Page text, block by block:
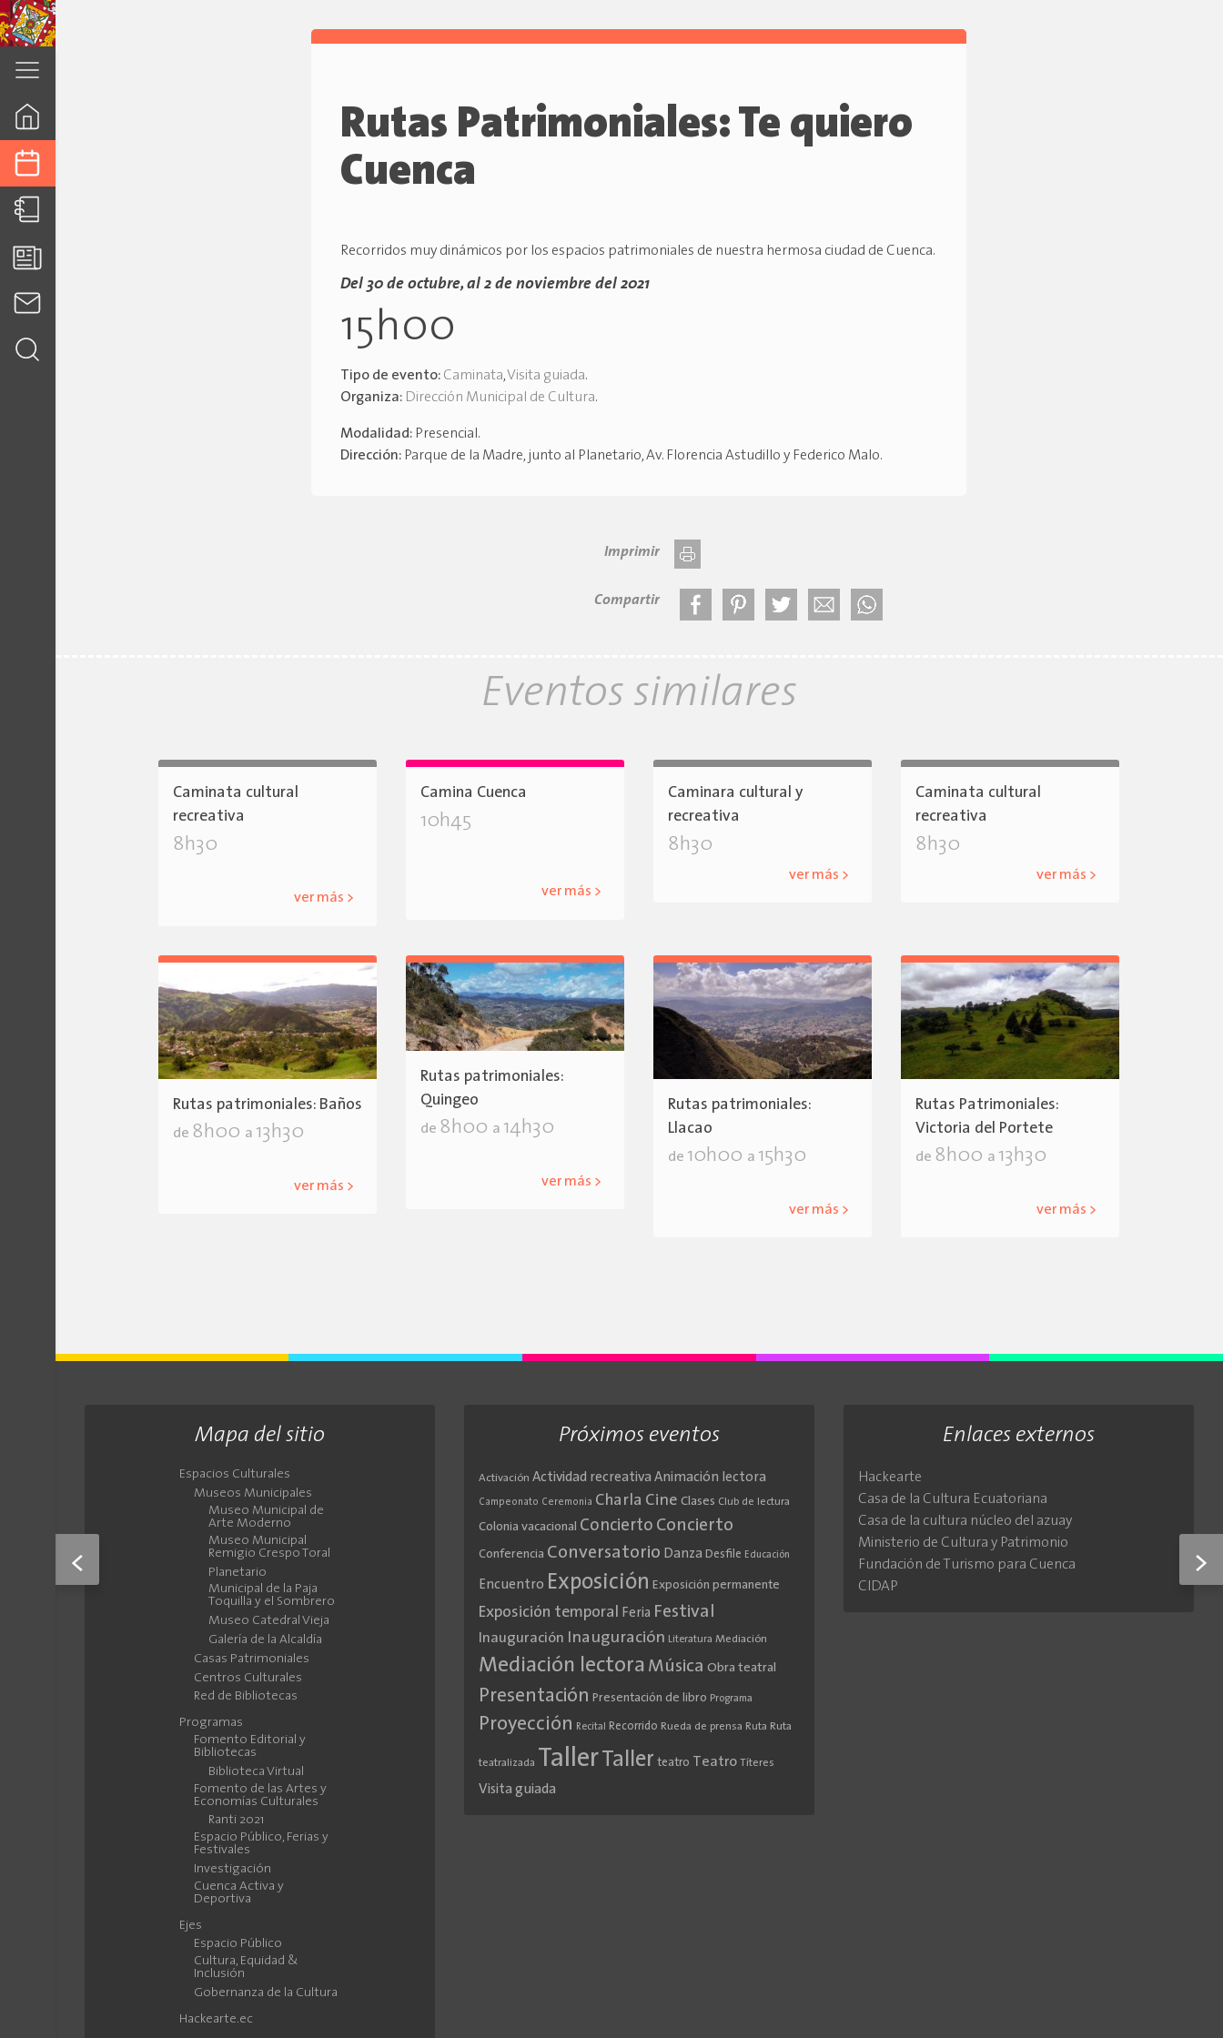
Rutas Patrimoniales: Te quiero
Cuenca
Recorridos muy dinámicos por los espacios patrimoniales de nuestra hermosa ciudad de Cuenca.
Del 30 de octubre, al 2 de noviembre del 2021
15h00
Tipo de evento: Caminata,Visita guiada.
Organiza: Dirección Municipal de Cultura.
Modalidad: Presencial.
Dirección: Parque de la Madre, junto al Planetario, Av. Florencia Astudillo y Federico Malo.
Imprimir
Compartir
< >
Eventos similares
Caminata cultural
recreativa
8h30
ver más >
Camina Cuenca
10h45
ver más >
Caminara cultural y
recreativa
8h30
ver más >
Caminata cultural
recreativa
8h30
ver más >
Rutas patrimoniales: Baños
de 8h00 a 13h30
ver más >
Rutas patrimoniales:
Quingeo
de 8h00 a 14h30
ver más >
Rutas patrimoniales:
Llacao
de 10h00 a 15h30
ver más >
Rutas Patrimoniales:
Victoria del Portete
de 8h00 a 13h30
ver más >
Mapa del sitio
Espacios Culturales
Museos Municipales
Museo Municipal de
Arte Moderno
Museo Municipal
Remigio Crespo Toral
Planetario
Municipal de la Paja
Toquilla y el Sombrero
Museo Catedral Vieja
Galería de la Alcaldía
Casas Patrimoniales
Centros Culturales
Red de Bibliotecas
Programas
Fomento Editorial y
Bibliotecas
Biblioteca Virtual
Fomento de las Artes y
Economías Culturales
Ranti 2021
Espacio Público, Ferias y
Festivales
Investigación
Cuenca Activa y
Deportiva
Ejes
Espacio Público
Cultura, Equidad &
Inclusión
Gobernanza de la Cultura
Hackearte.ec
Próximos eventos
Activación Actividad recreativa Animación lectora
Campeonato Ceremonia Charla Cine Clases Club de lectura
Colonia vacacional Concierto Concierto
Conferencia Conversatorio Danza Desfile Educación
Encuentro Exposición Exposición permanente
Exposición temporal Feria Festival
Inauguración Inauguración Literatura Mediación
Mediación lectora Música Obra teatral
Presentación Presentación de libro Programa
Proyección Recital Recorrido Rueda de prensa Ruta Ruta
teatralizada Taller Taller teatro Teatro Títeres
Visita guiada
Enlaces externos
Hackearte
Casa de la Cultura Ecuatoriana
Casa de la cultura núcleo del azuay
Ministerio de Cultura y Patrimonio
Fundación de Turismo para Cuenca
CIDAP